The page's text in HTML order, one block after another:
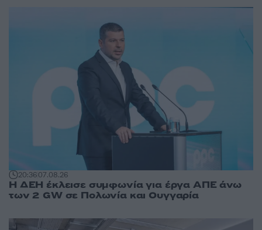
20:3607.08.26
Η ΔΕΗ έκλεισε συμφωνία για έργα ΑΠΕ άνω
των 2 GW σε Πολωνία και Ουγγαρία